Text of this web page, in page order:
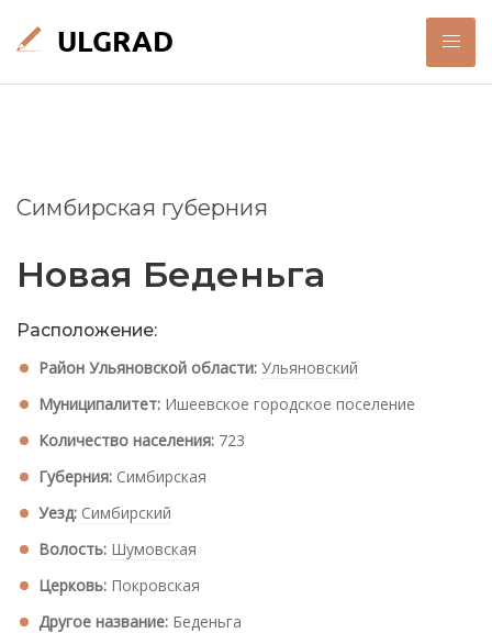
Симбирская губерния
Новая Беденьга
Расположение:
Район Ульяновской области: Ульяновский
Муниципалитет: Ишеевское городское поселение
Количество населения: 723
Губерния: Симбирская
Уезд: Симбирский
Волость: Шумовская
Церковь: Покровская
Другое название: Беденьга